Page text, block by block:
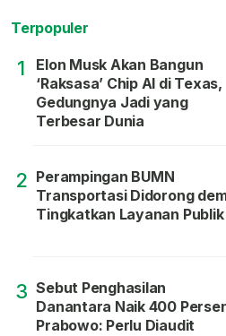
Terpopuler
1
Elon Musk Akan Bangun
‘Raksasa’ Chip AI di Texas,
Gedungnya Jadi yang
Terbesar Dunia
2 Perampingan BUMN
Transportasi Didorong
Tingkatkan Layanan Publik
3 Sebut Penghasilan
Danantara Naik 400
Prabowo: Perlu Diaudit